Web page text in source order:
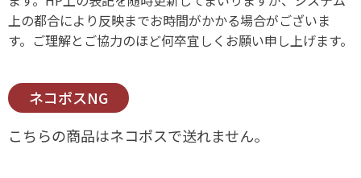
上の都合により反映までお時間がかかる場合がございま
す。ご理解とご協力のほど何卒宜しくお願い申し上げます。
ネコポスNG
こちらの商品はネコポスで送れません。